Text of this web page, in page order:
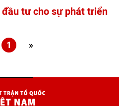
tư cho sự phát triển
1 »